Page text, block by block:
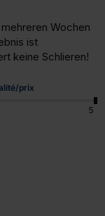
Wochen
ist
keine Schlieren!
prix
5